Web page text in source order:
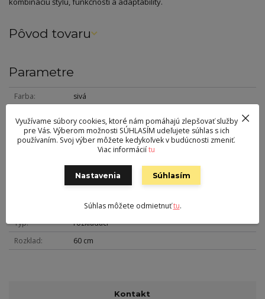
Pôvod tovaru
Parametre
Farba
sivá
Šírka
110+ cm
56 kg
kov
sklo
Typ
rozkladací
Rozklad
60 cm
Kontakt
Využívame súbory cookies, ktoré nám pomáhajú zlepšovať služby
pre Vás. Výberom možnosti SÚHLASÍM udeľujete súhlas s ich
používaním. Svoj výber môžete kedykoľvek v budúcnosti zmeniť.
Viac informáciítu
Nastavenia Súhlasím
Súhlas môžete odmietnuťtu.